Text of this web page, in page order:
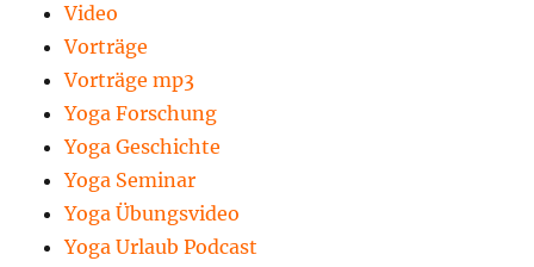
Video
Vorträge
Vorträge mp3
Yoga Forschung
Yoga Geschichte
Yoga Seminar
Yoga Übungsvideo
Yoga Urlaub Podcast